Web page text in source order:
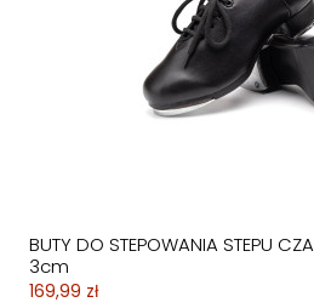
BUTY DO STEPOWANIA STEPU
3cm
169,99 zł